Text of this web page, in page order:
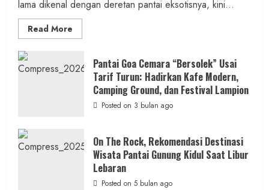
Berita KUA Semugih, DIY
Keutamaan Sholawat dan Kunci Hidup
Tenang Jadi Materi Utama Pengajian
Aparat Margosari
lama dikenal dengan deretan pantai eksotisnya, kini...
Read More
more
THE
ROCK
Gunungkidul
Hadirkan
Konsep
Wisata
Kekinian
Pantai Goa Cemara “Bersolek” Usai
Tarif Turun: Hadirkan Kafe Modern,
Camping Ground, dan Festival Lampion
Posted on 3 bulan ago
On The Rock, Rekomendasi Destinasi
Wisata Pantai Gunung Kidul Saat Libur
Lebaran
Posted on 5 bulan ago